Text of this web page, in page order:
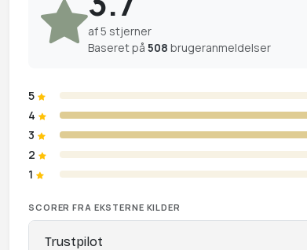
af 5 stjerner
Baseret på 508 brugeranmeldelser
5
4
3
2
1
SCORER FRA EKSTERNE KILDER
Trustpilot